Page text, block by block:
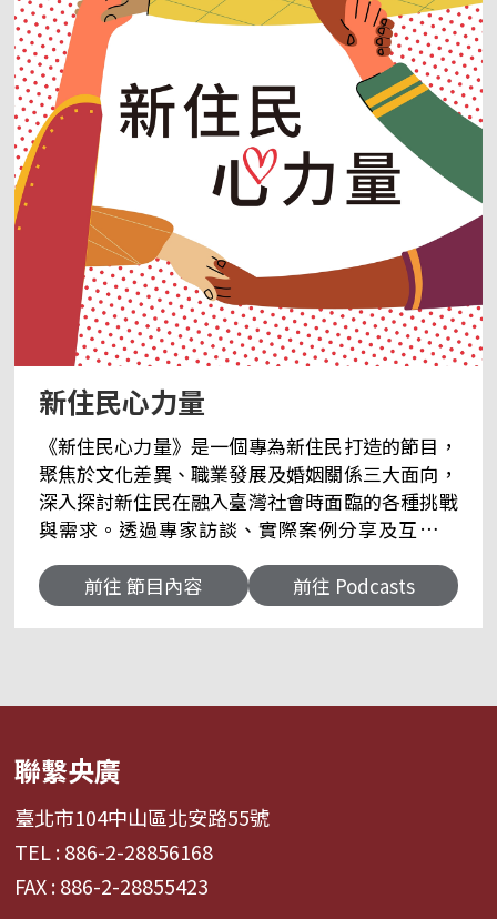
新住民心力量
《新住民心力量》是一個專為新住民打造的節目，
聚焦於文化差異、職業發展及婚姻關係三大面向，
深入探討新住民在融入臺灣社會時面臨的各種挑戰
與需求。透過專家訪談、實際案例分享及互動討
住民在文化認同上找到平衡，並在職場中找到合適
的發展方向。此外，針對跨國婚姻中的文化衝突與
民心力量 Facebook│新住民心力量 Instagram ☀
聽眾信箱▸ rti@rti.org.tw ☀郵寄地址▸ 104237
台北市中山區北安路55號 中央廣播電臺《新住民
心力量》節目收 以上內容為內政部移民署申請新住
民發展基金補助廣告，由中央廣播電臺製作。
前往 節目內容 前往 Podcasts
聯繫央廣
臺北市104中山區北安路55號
TEL : 886-2-28856168
FAX : 886-2-28855423